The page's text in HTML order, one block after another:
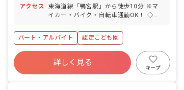
95％！ 産休育休制度（3名の取得実績あ
り） ■産休育休制度の取得率、復帰率と
フステージの変化に合わせて長く安心し
て活躍できる職場です。
アクセス
東海道線「鴨宮駅」から徒歩10分 ※マ
イカー・バイク・自転車通勤OK！ ◇住
10分以内！園の目の前には図書館もあり
ます。
パート・アルバイト
認定こども園
社会保険完備
有給
残業少なめ
昇給昇進あり
産休育休制度
車通勤可
詳しく見る
キープ